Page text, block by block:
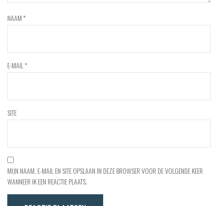
NAAM*
E-MAIL*
SITE
MIJN NAAM, E-MAIL EN SITE OPSLAAN IN DEZE BROWSER VOOR DE VOLGENDE KEER
WANNEER IK EEN REACTIE PLAATS.